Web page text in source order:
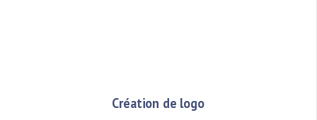
Création de logo